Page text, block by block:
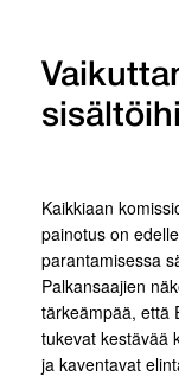
Kaikkiaan
painotus on
parantamisessa
Palkansaajien
tärkeämpää, että
tukevat kestävää
ja kaventavat